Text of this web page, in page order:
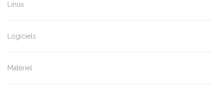
Linux
Logiciels
Matériel